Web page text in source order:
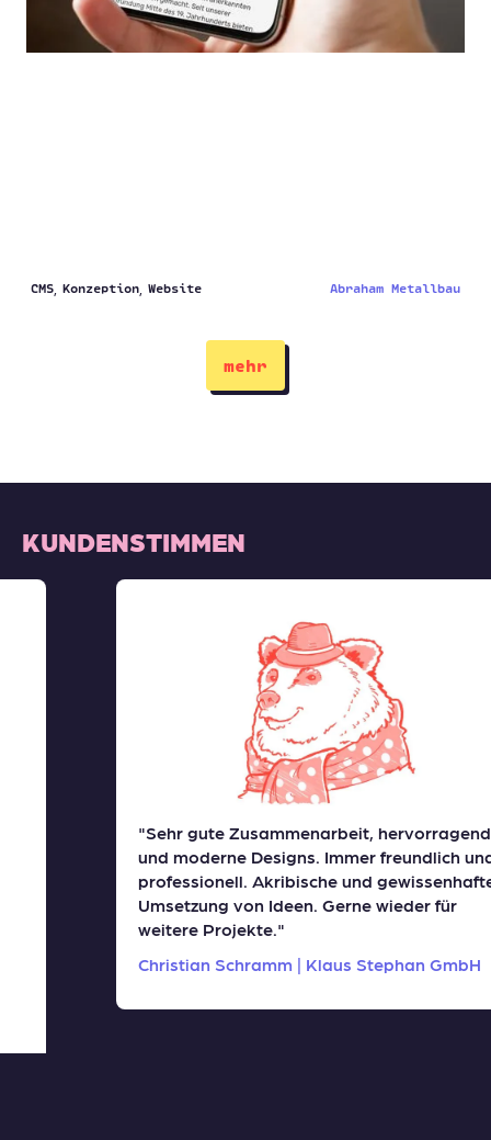
CMS Konzeption Website Abraham Metallbau
mehr
KUNDENSTIMMEN
"Sehr gute Zusammenarbeit, hervorragende
und moderne Designs. Immer freundlich und
professionell. Akribische und gewissenhafte
Umsetzung von Ideen. Gerne wieder für
weitere Projekte."
Christian Schramm | Klaus Stephan GmbH